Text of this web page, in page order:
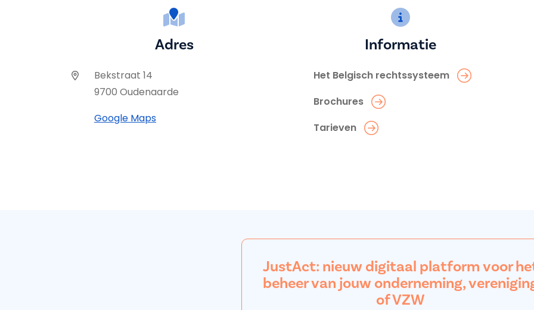
Adres
Bekstraat 14
9700 Oudenaarde
Google Maps
Informatie
Het Belgisch rechtssysteem
Brochures
Tarieven
JustAct: nieuw digitaal platform voor
beheer van jouw onderneming,
of VZW